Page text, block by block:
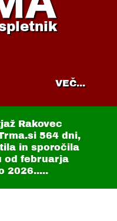
VEČ...
Rakovec
564 dni,
in sporočila
od februarja
2026.....